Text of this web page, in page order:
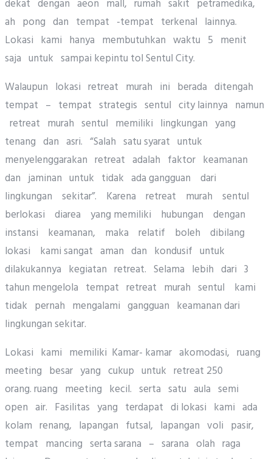
dekat dengan aeon mall, rumah sakit petramedika,
ah pong dan tempat -tempat terkenal lainnya.
Lokasi kami hanya membutuhkan waktu 5 menit
saja untuk sampai kepintu tol Sentul City.
Walaupun lokasi retreat murah ini berada ditengah
tempat – tempat strategis sentul city lainnya namun
retreat murah sentul memiliki lingkungan yang
tenang dan asri. “Salah satu syarat untuk
menyelenggarakan retreat adalah faktor keamanan
dan jaminan untuk tidak ada gangguan dari
lingkungan sekitar”. Karena retreat murah sentul
berlokasi diarea yang memiliki hubungan dengan
instansi keamanan, maka relatif boleh dibilang
lokasi kami sangat aman dan kondusif untuk
dilakukannya kegiatan retreat. Selama lebih dari 3
tahun mengelola tempat retreat murah sentul kami
tidak pernah mengalami gangguan keamanan dari
lingkungan sekitar.
Lokasi kami memiliki Kamar- kamar akomodasi, ruang
meeting besar yang cukup untuk retreat 250
orang. ruang meeting kecil. serta satu aula semi
open air. Fasilitas yang terdapat di lokasi kami ada
kolam renang, lapangan futsal, lapangan voli pasir,
tempat mancing serta sarana – sarana olah raga